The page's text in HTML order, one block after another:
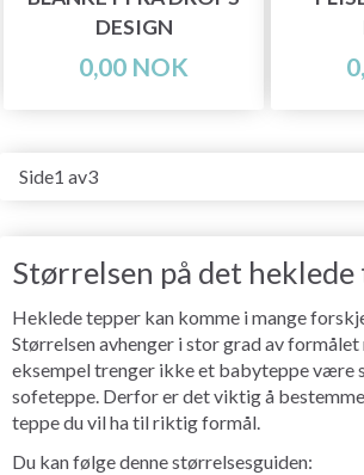
DESIGN
0,00 NOK
Side1 av3
Størrelsen på det heklede
Heklede tepper kan komme i mange
Størrelsen avhenger i stor grad av
eksempel trenger ikke et babyteppe være
sofeteppe. Derfor er det viktig å
teppe du vil ha til riktig formål.
Du kan følge denne størrelsesguiden: